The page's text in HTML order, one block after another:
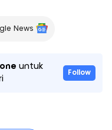
News
untuk
Follow